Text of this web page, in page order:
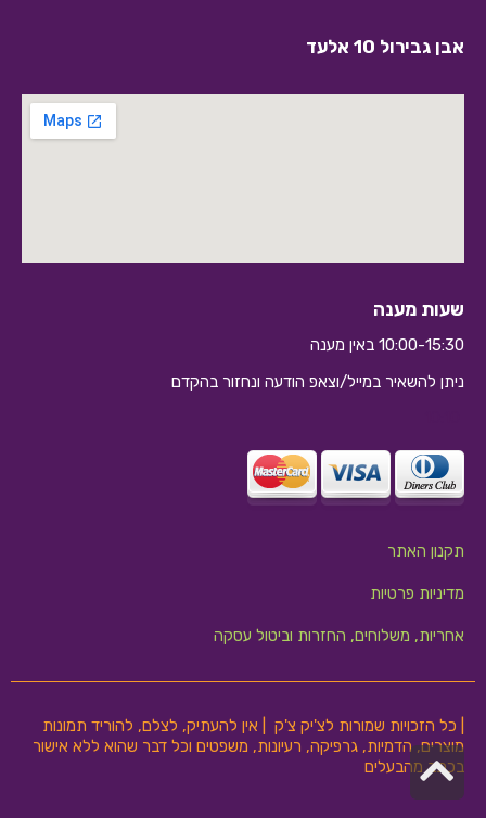
אבן גבירול 10 אלעד
שעות מענה
10:00-15:30 באין מענה
ניתן להשאיר במייל/וצאפ הודעה ונחזור בהקדם
תקנון האתר
מדיניות פרטיות
אחריות, משלוחים, החזרות וביטול עסקה
| כל הזכויות שמורות לצ'יק צ'ק | אין להעתיק, לצלם, להוריד תמונות
מוצרים, הדמיות, גרפיקה, רעיונות, משפטים וכל דבר שהוא ללא אישור
בכתב מהבעלים
גלילה